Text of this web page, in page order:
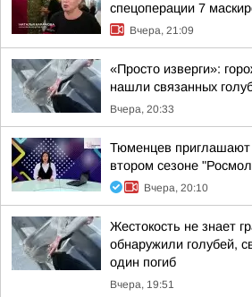
спецоперации 7
Вчера, 21:09
«Просто изверги»:
нашли связанных
Вчера, 20:33
Тюменцев приглашают
втором сезоне
Вчера, 20:10
Жестокость не знает
обнаружили голубей,
один погиб
Вчера, 19:51